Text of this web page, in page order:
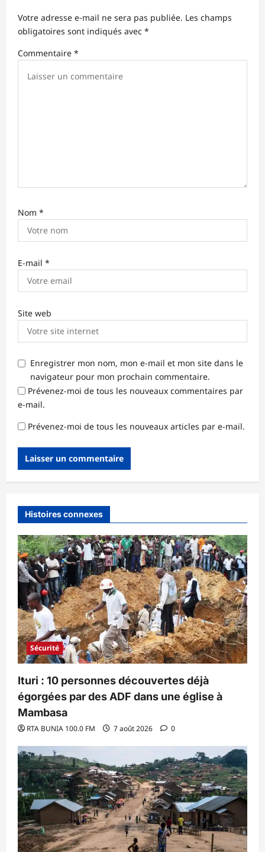
Votre adresse e-mail ne sera pas publiée. Les champs
obligatoires sont indiqués avec *
Commentaire *
Nom *
E-mail *
Site web
Enregistrer mon nom, mon e-mail et mon site dans le
navigateur pour mon prochain commentaire.
Prévenez-moi de tous les nouveaux commentaires par
e-mail.
Prévenez-moi de tous les nouveaux articles par e-mail.
Histoires connexes
Sécurité
Ituri : 10 personnes découvertes déjà
égorgées par des ADF dans une église à
Mambasa
RTA BUNIA 100.0 FM 7 août 2026 0